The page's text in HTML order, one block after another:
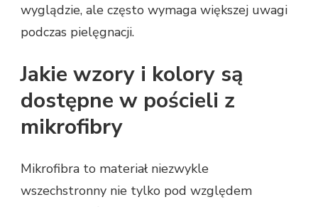
wyglądzie, ale często wymaga większej uwagi
podczas pielęgnacji.
Jakie wzory i kolory są
dostępne w pościeli z
mikrofibry
Mikrofibra to materiał niezwykle
wszechstronny nie tylko pod względem